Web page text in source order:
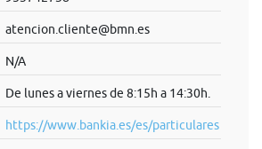
atencion.cliente@bmn.es
N/A
De lunes a viernes de 8:15h a 14:30h.
https://www.bankia.es/es/particulares